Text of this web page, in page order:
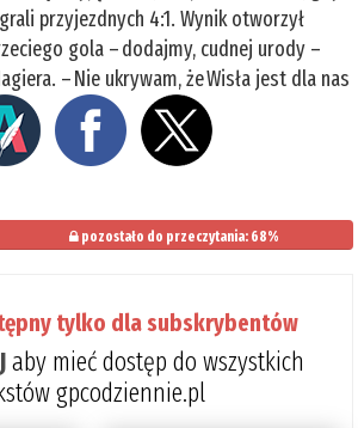
przyjezdnych 4:1. Wynik otworzył
gola – dodajmy, cudnej urody –
– Nie ukrywam, że Wisła jest dla nas
pozostało do przeczytania: 68%
tylko dla subskrybentów
aby mieć dostęp do wszystkich
gpcodziennie.pl